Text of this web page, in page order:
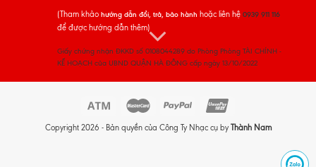
(Tham khảo hướng dẫn đổi, trả, bảo hành hoặc liên hệ 0939 911 116
để được hướng dẫn thêm)
Giấy chứng nhận ĐKKD số 0108044289 do Phòng Phòng TÀI CHÍNH -
KẾ HOẠCH của UBND QUẬN HÀ ĐÔNG cấp ngày 13/10/2022
Copyright 2026 - Bản quyền của Công Ty Nhạc cụ by Thành Nam